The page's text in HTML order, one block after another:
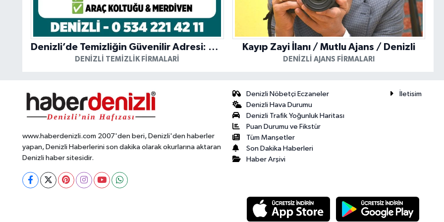
Denizli’de Temizliğin Güvenilir Adresi: Özkan Yerinde Yıkama
DENIZLI TEMIZLIK FIRMALARI
Kayıp Zayi İlanı / Mutlu Ajans / Denizli
DENIZLI AJANS FIRMALARI
www.haberdenizli.com 2007'den beri, Denizli'den haberler
yapan, Denizli Haberlerini son dakika olarak okurlarına aktaran
Denizli haber sitesidir.
Denizli Nöbetçi Eczaneler
Denizli Hava Durumu
Denizli Trafik Yoğunluk Haritası
Puan Durumu ve Fikstür
Tüm Manşetler
Son Dakika Haberleri
Haber Arşivi
İletisim